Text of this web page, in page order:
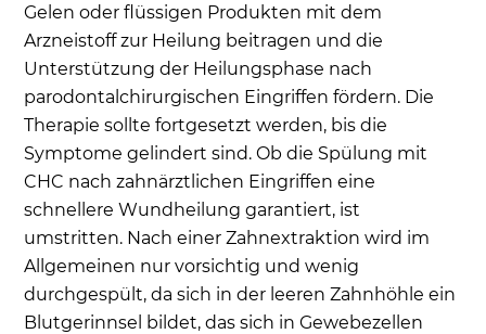
Gelen oder flüssigen Produkten mit dem
Arzneistoff zur Heilung beitragen und die
Unterstützung der Heilungsphase nach
parodontalchirurgischen Eingriffen fördern. Die
Therapie sollte fortgesetzt werden, bis die
Symptome gelindert sind. Ob die Spülung mit
CHC nach zahnärztlichen Eingriffen eine
schnellere Wundheilung garantiert, ist
umstritten. Nach einer Zahnextraktion wird im
Allgemeinen nur vorsichtig und wenig
durchgespült, da sich in der leeren Zahnhöhle ein
Blutgerinnsel bildet, das sich in Gewebezellen